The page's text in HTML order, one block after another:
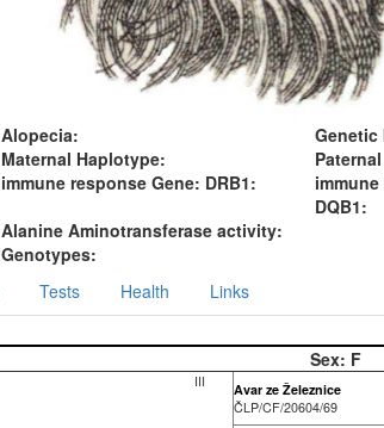
Alopecia:
Genetic
Maternal Haplotype:
immune response Gene: DRB1:
DQB1:
Alanine Aminotransferase activity:
Genotypes:
Tests Health
Links
Sex: F
III
Avar ze Železnice
ČLP/CF/20604/69